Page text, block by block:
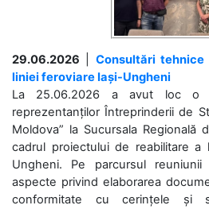
29.06.2026
Consultări
liniei feroviare Iași-Ungheni
La 25.06.2026 a avut loc
reprezentanților Întreprinderii de
Moldova” la Sucursala Regională
cadrul proiectului de reabilitare a
Ungheni. Pe parcursul
aspecte privind elaborarea
conformitate cu cerințele și